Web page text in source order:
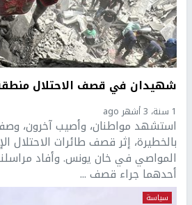
شهيدان في قصف الاحتلال
1 سنة، 3 أشهر ago
استشهد مواطنان، وأصيب آخرون،
بالخطيرة، إثر قصف طائرات الاحتلال
المواصي في خان يونس. وأفاد
أحدهما جراء قصف ...
سياسة